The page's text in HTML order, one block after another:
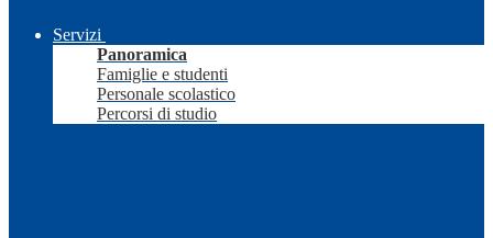
Servizi
Panoramica
Famiglie e studenti
Personale scolastico
Percorsi di studio